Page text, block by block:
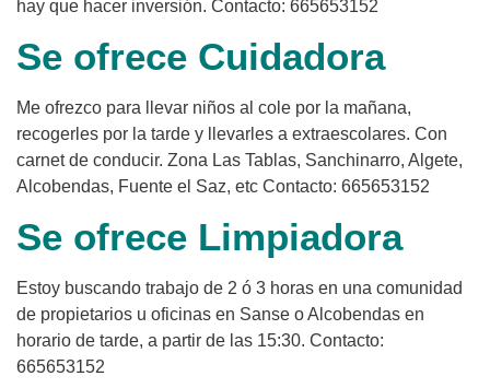
hay que hacer inversión. Contacto: 665653152
Se ofrece Cuidadora
Me ofrezco para llevar niños al cole por la mañana,
recogerles por la tarde y llevarles a extraescolares. Con
carnet de conducir. Zona Las Tablas, Sanchinarro, Algete,
Alcobendas, Fuente el Saz, etc Contacto: 665653152
Se ofrece Limpiadora
Estoy buscando trabajo de 2 ó 3 horas en una comunidad
de propietarios u oficinas en Sanse o Alcobendas en
horario de tarde, a partir de las 15:30. Contacto:
665653152